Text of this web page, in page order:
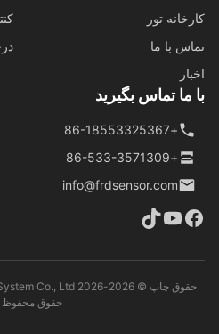
تور
کنترل
با ما
ما تماس بگیرید
info@frdsensor.com
حقوق محفوظ است